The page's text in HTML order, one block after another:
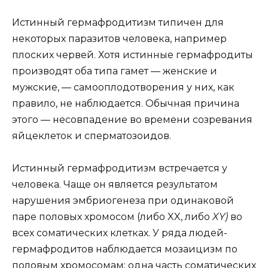
Истинный гермафродитизм типичен для
некоторых паразитов человека, например
плоских червей. Хотя истинные гермафродиты
производят оба типа гамет — женские и
мужские, — самооплодотворения у них, как
правило, не наблюдается. Обычная причина
этого — несовпадение во времени созревания
яйцеклеток и сперматозоидов.
Истинный гермафродитизм встречается у
человека. Чаще он является результатом
нарушения эмбриогенеза при одинаковой
паре половых хромосом (либо XX, либоXY) во
всех соматических клетках. У ряда людей-
гермафродитов наблюдается мозаицизм по
половым хромосомам: одна часть соматических